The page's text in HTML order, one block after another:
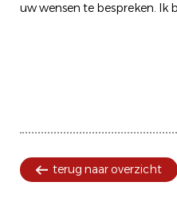
uw wensen te bespreken. Ik
terug naar overzicht